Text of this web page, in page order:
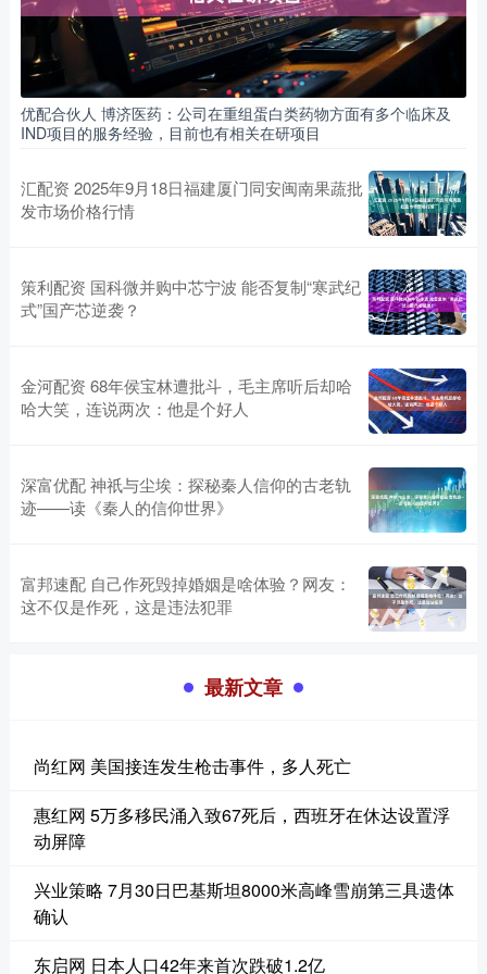
优配合伙人 博济医药：公司在重组蛋白类药物方面有多个临床及
IND项目的服务经验，目前也有相关在研项目
汇配资 2025年9月18日福建厦门同安闽南果蔬批
发市场价格行情
策利配资 国科微并购中芯宁波 能否复制“寒武纪
式”国产芯逆袭？
金河配资 68年侯宝林遭批斗，毛主席听后却哈
哈大笑，连说两次：他是个好人
深富优配 神祇与尘埃：探秘秦人信仰的古老轨
迹——读《秦人的信仰世界》
富邦速配 自己作死毁掉婚姻是啥体验？网友：
这不仅是作死，这是违法犯罪
最新文章
尚红网 美国接连发生枪击事件，多人死亡
惠红网 5万多移民涌入致67死后，西班牙在休达设置浮
动屏障
兴业策略 7月30日巴基斯坦8000米高峰雪崩第三具遗体
确认
东启网 日本人口42年来首次跌破1.2亿